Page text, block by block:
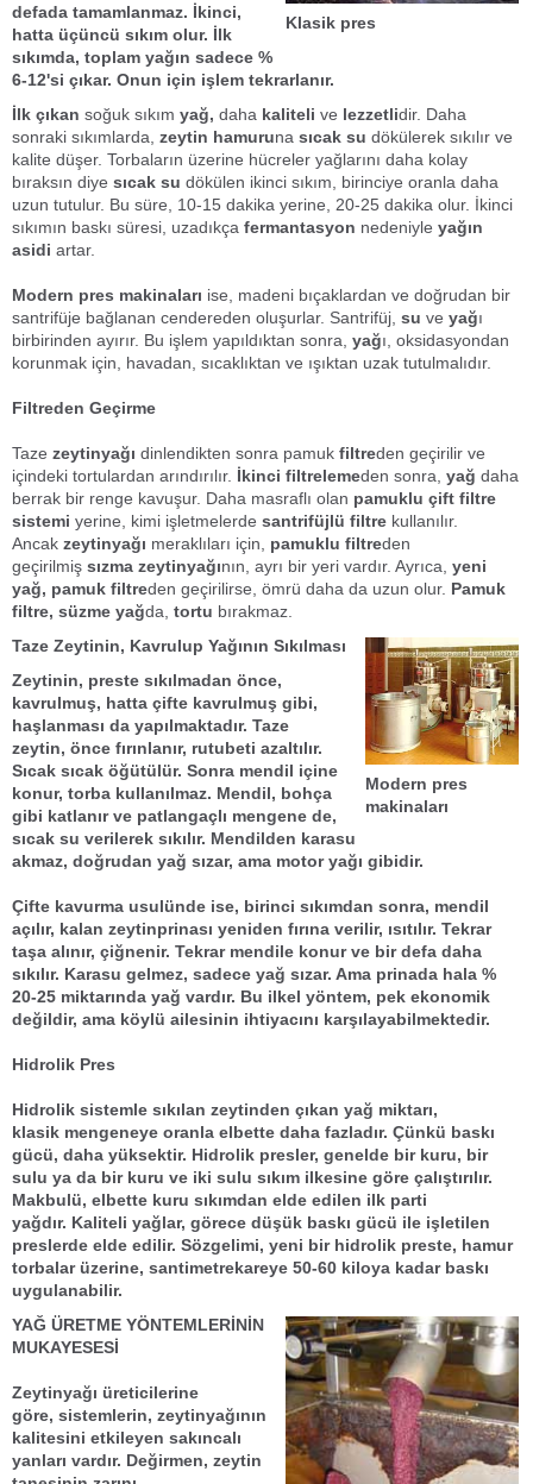
Klasik pres
defada tamamlanmaz. İkinci,
hatta üçüncü sıkım olur. İlk
sıkımda, toplam yağın sadece %
6-12'si çıkar. Onun için işlem tekrarlanır.
İlk çıkan soğuk sıkım yağ, daha kaliteli ve lezzetlidir. Daha
sonraki sıkımlarda, zeytin hamuruna sıcak su dökülerek sıkılır ve
kalite düşer. Torbaların üzerine hücreler yağlarını daha kolay
bıraksın diye sıcak su dökülen ikinci sıkım, birinciye oranla daha
uzun tutulur. Bu süre, 10-15 dakika yerine, 20-25 dakika olur. İkinci
sıkımın baskı süresi, uzadıkça fermantasyon nedeniyle yağın
asidi artar.
Modern pres makinaları ise, madeni bıçaklardan ve doğrudan bir
santrifüje bağlanan cendereden oluşurlar. Santrifüj, su ve yağı
birbirinden ayırır. Bu işlem yapıldıktan sonra, yağı, oksidasyondan
korunmak için, havadan, sıcaklıktan ve ışıktan uzak tutulmalıdır.
Filtreden Geçirme
Taze zeytinyağı dinlendikten sonra pamuk filtreden geçirilir ve
içindeki tortulardan arındırılır. İkinci filtrelemeden sonra, yağ daha
berrak bir renge kavuşur. Daha masraflı olan pamuklu çift filtre
sistemi yerine, kimi işletmelerde santrifüjlü filtre kullanılır.
Ancak zeytinyağı meraklıları için, pamuklu filtreden
geçirilmiş sızma zeytinyağının, ayrı bir yeri vardır. Ayrıca, yeni
yağ, pamuk filtreden geçirilirse, ömrü daha da uzun olur. Pamuk
filtre, süzme yağda, tortu bırakmaz.
Modern pres
makinaları
Taze Zeytinin, Kavrulup Yağının Sıkılması
Zeytinin, preste sıkılmadan önce,
kavrulmuş, hatta çifte kavrulmuş gibi,
haşlanması da yapılmaktadır. Taze
zeytin, önce fırınlanır, rutubeti azaltılır.
Sıcak sıcak öğütülür. Sonra mendil içine
konur, torba kullanılmaz. Mendil, bohça
gibi katlanır ve patlangaçlı mengene de,
sıcak su verilerek sıkılır. Mendilden karasu
akmaz, doğrudan yağ sızar, ama motor yağı gibidir.
Çifte kavurma usulünde ise, birinci sıkımdan sonra, mendil
açılır, kalan zeytinprinası yeniden fırına verilir, ısıtılır. Tekrar
taşa alınır, çiğnenir. Tekrar mendile konur ve bir defa daha
sıkılır. Karasu gelmez, sadece yağ sızar. Ama prinada hala %
20-25 miktarında yağ vardır. Bu ilkel yöntem, pek ekonomik
değildir, ama köylü ailesinin ihtiyacını karşılayabilmektedir.
Hidrolik Pres
Hidrolik sistemle sıkılan zeytinden çıkan yağ miktarı,
klasik mengeneye oranla elbette daha fazladır. Çünkü baskı
gücü, daha yüksektir. Hidrolik presler, genelde bir kuru, bir
sulu ya da bir kuru ve iki sulu sıkım ilkesine göre çalıştırılır.
Makbulü, elbette kuru sıkımdan elde edilen ilk parti
yağdır. Kaliteli yağlar, görece düşük baskı gücü ile işletilen
preslerde elde edilir. Sözgelimi, yeni bir hidrolik preste, hamur
torbalar üzerine, santimetrekareye 50-60 kiloya kadar baskı
uygulanabilir.
YAĞ ÜRETME YÖNTEMLERİNİN
MUKAYESESİ
Zeytinyağı üreticilerine
göre, sistemlerin, zeytinyağının
kalitesini etkileyen sakıncalı
yanları vardır. Değirmen, zeytin